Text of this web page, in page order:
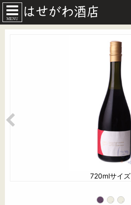
MENU
720mlサイズ